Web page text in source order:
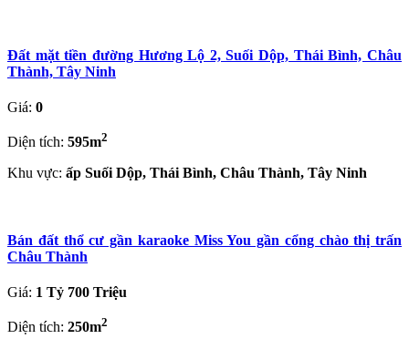
Đất mặt tiền đường Hương Lộ 2, Suối Dộp, Thái Bình, Châu
Thành, Tây Ninh
Giá: 0
Diện tích: 595m2
Khu vực: ấp Suối Dộp, Thái Bình, Châu Thành, Tây Ninh
Bán đất thổ cư gần karaoke Miss You gần cổng chào thị trấn
Châu Thành
Giá: 1 Tỷ 700 Triệu
Diện tích: 250m2